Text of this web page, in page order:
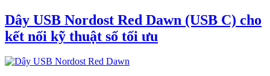
Dây USB Nordost Red Dawn (USB C) cho
kết nối kỹ thuật số tối ưu